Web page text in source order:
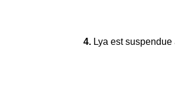
4. Lya est